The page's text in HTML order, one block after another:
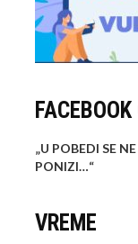
„U POBEDI SE
PONIZI…“
VREME